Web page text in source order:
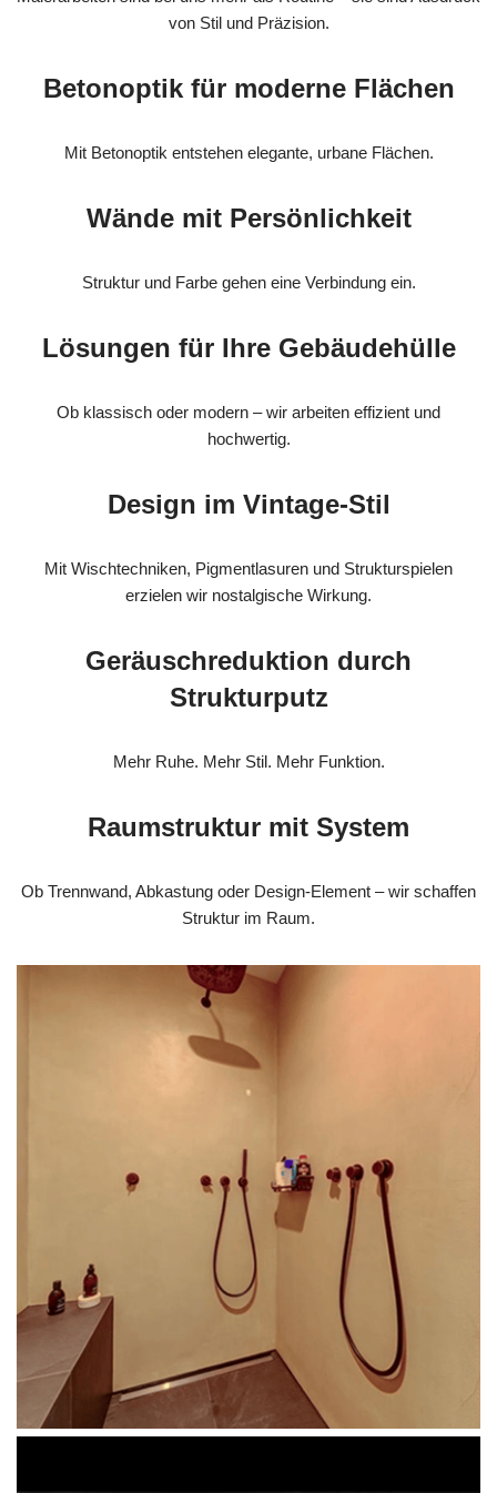
von Stil und Präzision.
Betonoptik für moderne Flächen
Mit Betonoptik entstehen elegante, urbane Flächen.
Wände mit Persönlichkeit
Struktur und Farbe gehen eine Verbindung ein.
Lösungen für Ihre Gebäudehülle
Ob klassisch oder modern – wir arbeiten effizient und
hochwertig.
Design im Vintage-Stil
Mit Wischtechniken, Pigmentlasuren und Strukturspielen
erzielen wir nostalgische Wirkung.
Geräuschreduktion durch
Strukturputz
Mehr Ruhe. Mehr Stil. Mehr Funktion.
Raumstruktur mit System
Ob Trennwand, Abkastung oder Design-Element – wir schaffen
Struktur im Raum.